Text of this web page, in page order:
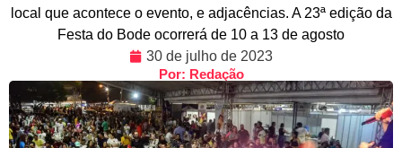
local que acontece o evento, e adjacências. A 23ª edição da
Festa do Bode ocorrerá de 10 a 13 de agosto
30 de julho de 2023
Por: Redação